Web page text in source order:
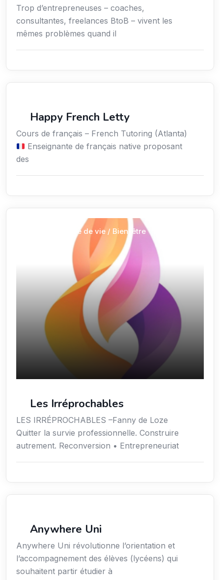
Trop d’entrepreneuses – coaches,
consultantes, freelances BtoB – vivent les
mêmes problèmes quand il
Happy French Letty
Cours de français – French Tutoring (Atlanta)
Enseignante de français native proposant
des
Services / Mode de vie / Bien-être
Les Irréprochables
LES IRRÉPROCHABLES –Fanny de Loze
Quitter la survie professionnelle. Construire
autrement. Reconversion • Entrepreneuriat
Anywhere Uni
Anywhere Uni révolutionne l’orientation et
l’accompagnement des élèves (lycéens) qui
souhaitent partir étudier à